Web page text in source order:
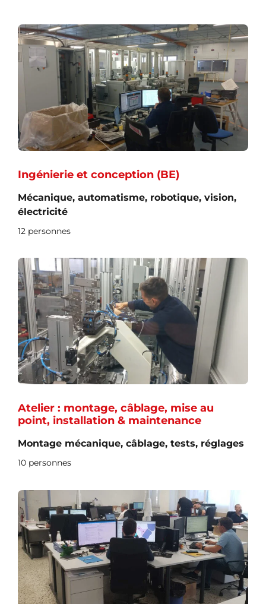
Ingénierie et conception (BE)
Mécanique, automatisme, robotique, vision,
électricité
12 personnes
Atelier : montage, câblage, mise au
point, installation & maintenance
Montage mécanique, câblage, tests, réglages
10 personnes